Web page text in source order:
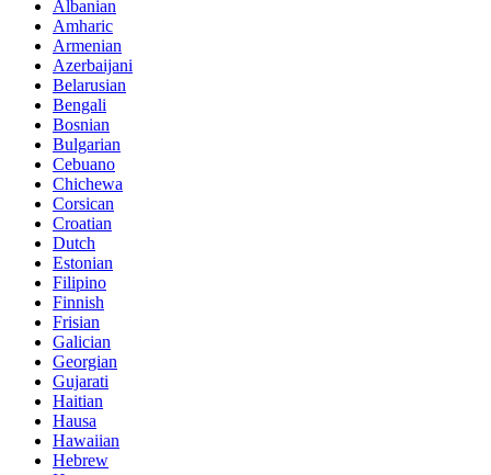
Albanian
Amharic
Armenian
Azerbaijani
Belarusian
Bengali
Bosnian
Bulgarian
Cebuano
Chichewa
Corsican
Croatian
Dutch
Estonian
Filipino
Finnish
Frisian
Galician
Georgian
Gujarati
Haitian
Hausa
Hawaiian
Hebrew